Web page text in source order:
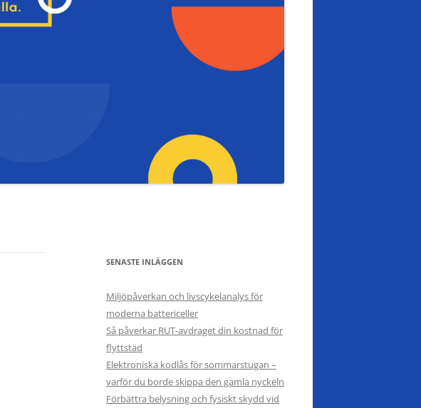
SENASTE INLÄGGEN
Miljöpåverkan och livscykelanalys för
moderna battericeller
Så påverkar RUT-avdraget din kostnad för
flyttstäd
Elektroniska kodlås för sommarstugan –
varför du borde skippa den gamla nyckeln
Förbättra belysning och fysiskt skydd vid